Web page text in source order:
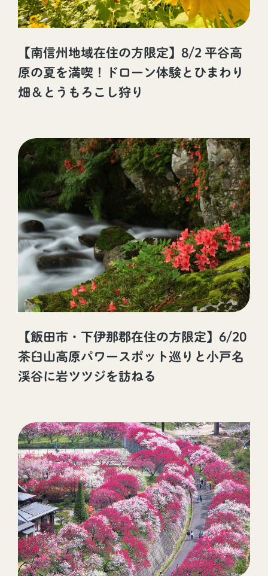
【南信州地域在住の方限定】8/2 平谷高
原の夏を満喫！ドローン体験とひまわり
畑＆とうもろこし狩り
【飯田市・下伊那郡在住の方限定】6/20
茶臼山高原パワースポット巡りと小戸名
渓谷に岩ツツジを訪ねる